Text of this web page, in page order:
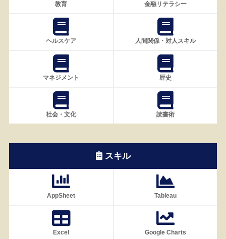
教育 金融リテラシー
ヘルスケア 人間関係・対人スキル
マネジメント 歴史
社会・文化 読書術
スキル
AppSheet Tableau
Excel Google Charts